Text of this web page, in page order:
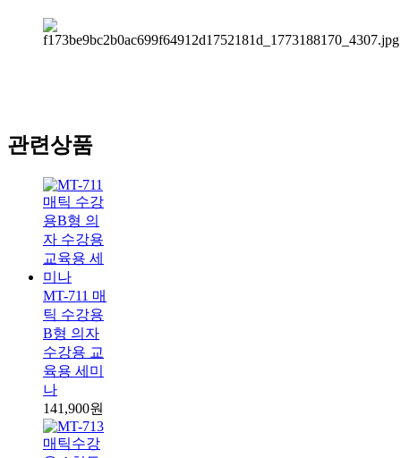
관련상품
MT-711 매
틱 수강용
B형 의자
수강용 교
육용 세미
나
141,900원